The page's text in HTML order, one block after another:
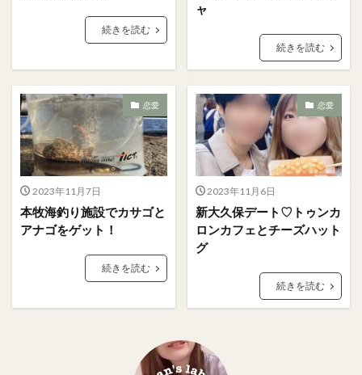
続きを読む
ャ
続きを読む
恋愛
2023年11月7日
本牧海釣り施設でカサゴと
アナゴをゲット！
続きを読む
恋愛
2023年11月6日
新大久保デート♡トゥンカ
ロンカフェとチーズハット
グ
続きを読む